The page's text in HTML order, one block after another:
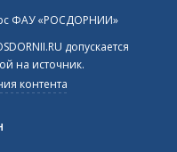
ФАУ «РОСДОРНИИ»
допускается
на источник.
контента